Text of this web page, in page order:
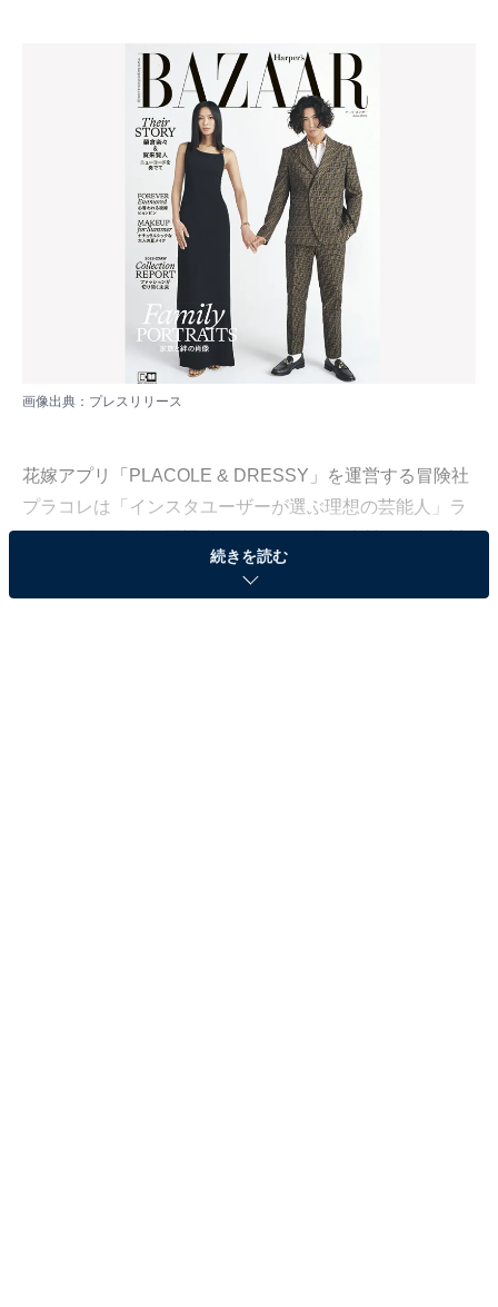
画像出典： プレスリリース
花嫁アプリ「PLACOLE & DRESSY」を運営する冒険社
プラコレは「インスタユーザーが選ぶ理想の芸能人」ラ
象に、Instagramのストーリーズを利用して実施しました
（調査期間：2022年11月1〜14日）。20〜30代女性から
続きを読む